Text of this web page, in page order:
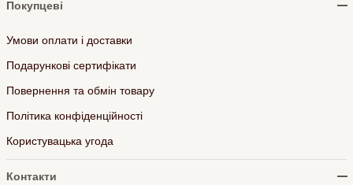
Покупцеві
Умови оплати і доставки
Подарункові сертифікати
Повернення та обмін товару
Політика конфіденційності
Користувацька угода
Контакти